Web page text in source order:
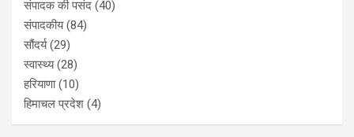
संपादक की पसंद (40)
संपादकीय(84)
सौंदर्य(29)
स्वास्थ्य(28)
हरियाणा(10)
हिमाचल प्रदेश (4)